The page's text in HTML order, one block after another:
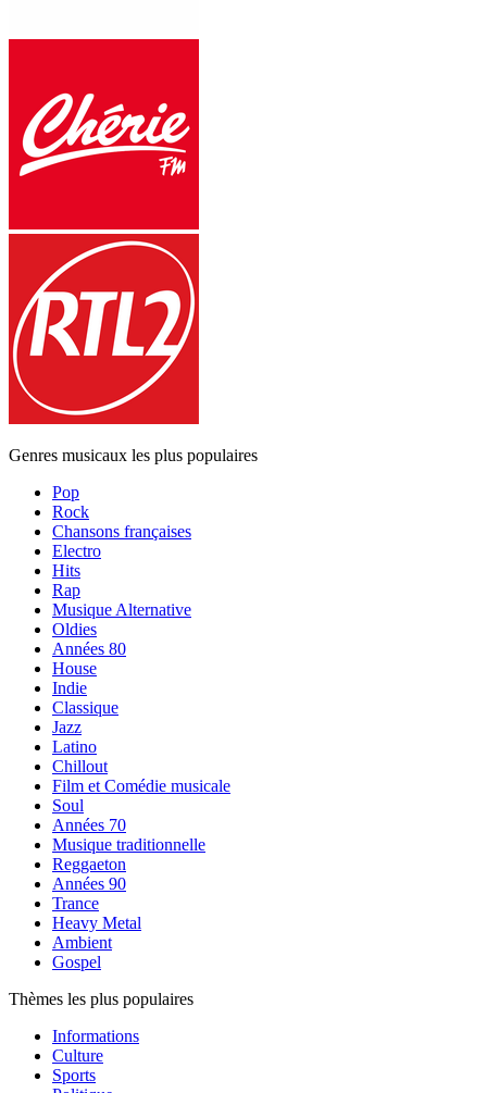
Genres musicaux les plus populaires
Pop
Rock
Chansons françaises
Electro
Hits
Rap
Musique Alternative
Oldies
Années 80
House
Indie
Classique
Jazz
Latino
Chillout
Film et Comédie musicale
Soul
Années 70
Musique traditionnelle
Reggaeton
Années 90
Trance
Heavy Metal
Ambient
Gospel
Thèmes les plus populaires
Informations
Culture
Sports